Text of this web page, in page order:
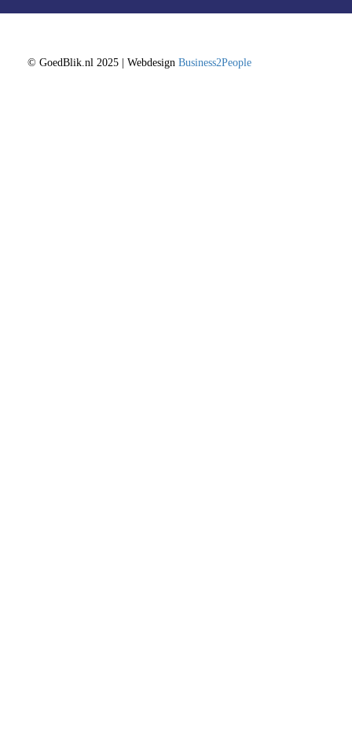
© GoedBlik.nl 2025 | Webdesign Business2People